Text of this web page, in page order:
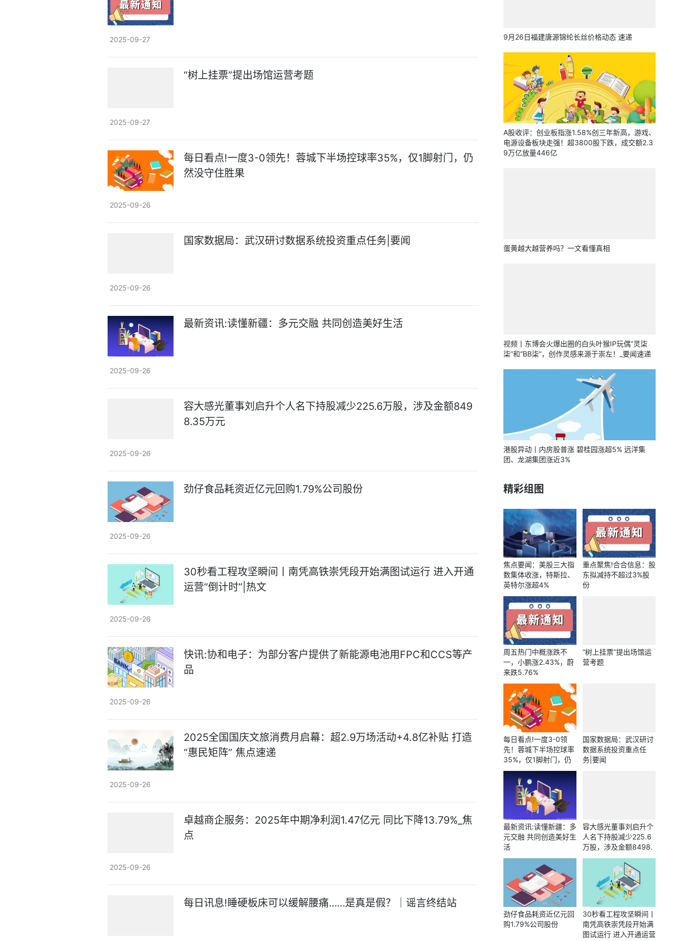
2025-09-27
“树上挂票”提出场馆运营考题
2025-09-27
每日看点!一度3-0领先！蓉城下半场控球率35%，仅1脚射门，仍
然没守住胜果
2025-09-26
国家数据局：武汉研讨数据系统投资重点任务|要闻
2025-09-26
最新资讯:读懂新疆：多元交融 共同创造美好生活
2025-09-26
容大感光董事刘启升个人名下持股减少225.6万股，涉及金额849
8.35万元
2025-09-26
劲仔食品耗资近亿元回购1.79%公司股份
2025-09-26
30秒看工程攻坚瞬间丨南凭高铁崇凭段开始满图试运行 进入开通
运营“倒计时”|热文
2025-09-26
快讯:协和电子：为部分客户提供了新能源电池用FPC和CCS等产
品
2025-09-26
2025全国国庆文旅消费月启幕：超2.9万场活动+4.8亿补贴 打造
“惠民矩阵” 焦点速递
2025-09-26
卓越商企服务：2025年中期净利润1.47亿元 同比下降13.79%_焦
点
2025-09-26
每日讯息!睡硬板床可以缓解腰痛……是真是假？｜谣言终结站
9月26日福建唐源锦纶长丝价格动态 速递
A股收评：创业板指涨1.58%创三年新高，游戏、
电源设备板块走强！超3800股下跌，成交额2.3
9万亿放量446亿
蛋黄越大越营养吗？一文看懂真相
视频丨东博会火爆出圈的白头叶猴IP玩偶“灵柒
柒”和“BB柒”，创作灵感来源于崇左！_要闻速递
港股异动丨内房股普涨 碧桂园涨超5% 远洋集
团、龙湖集团涨近3%
精彩组图
焦点要闻：美股三大指
数集体收涨，特斯拉、
英特尔涨超4%
重点聚焦!合合信息：股
东拟减持不超过3%股
份
周五热门中概涨跌不
一，小鹏涨2.43%，蔚
来跌5.76%
“树上挂票”提出场馆运
营考题
每日看点!一度3-0领
先！蓉城下半场控球率
35%，仅1脚射门，仍
然没守住胜果
国家数据局：武汉研讨
数据系统投资重点任
务|要闻
最新资讯:读懂新疆：多
元交融 共同创造美好生
活
容大感光董事刘启升个
人名下持股减少225.6
万股，涉及金额8498.
35万元
劲仔食品耗资近亿元回
购1.79%公司股份
30秒看工程攻坚瞬间丨
南凭高铁崇凭段开始满
图试运行 进入开通运营